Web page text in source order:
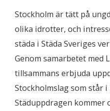
Stockholm är tätt på
olika idrotter, och
städa i Städa Sveriges
Genom samarbetet med
tillsammans erbjuda
Stockholmslag som står
Städuppdragen kommer